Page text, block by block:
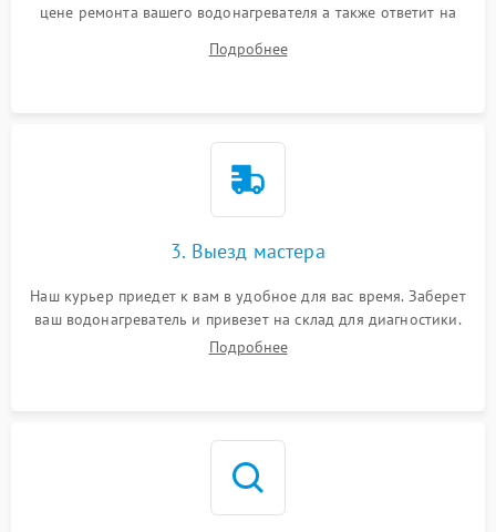
цене ремонта вашего водонагревателя а также ответит на
Подробнее
3. Выезд мастера
Наш курьер приедет к вам в удобное для вас время. Заберет
ваш водонагреватель и привезет на склад для диагностики.
Подробнее